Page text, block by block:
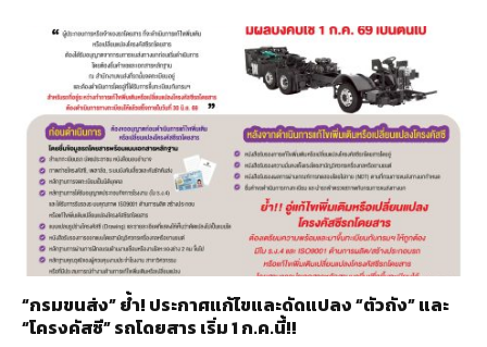
“กรมขนส่ง” ย้ำ! ประกาศแก้ไขและดัดแปลง “ตัวถัง” และ
“โครงคัสซี” รถโดยสาร เริ่ม 1 ก.ค.นี้!!